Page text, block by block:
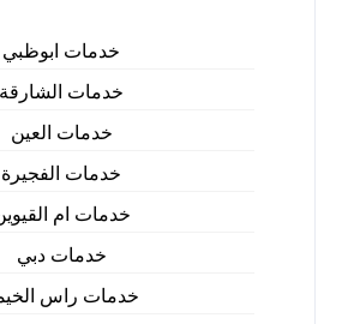
خدمات ابوظبي
خدمات الشارقة
خدمات العين
خدمات الفجيرة
خدمات ام
خدمات دبي
خدمات راس